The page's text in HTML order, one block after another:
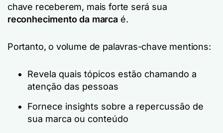
chave receberem, mais forte será sua
reconhecimento da marcaé.
Portanto, o volume de palavras-chave mentions:
Revela quais tópicos estão chamando a
atenção das pessoas
Fornece insights sobre a repercussão de
sua marca ou conteúdo